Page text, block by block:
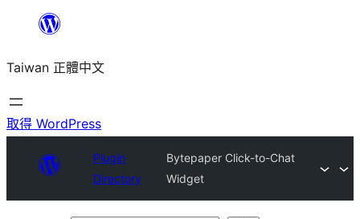
主
要
內
Taiwan 正體中文
取得 WordPress
Plugin
Directory
Bytepaper Click-to-Chat
Widget